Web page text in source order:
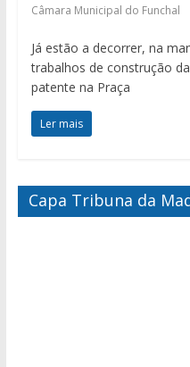
Câmara Municipal do Funchal
Já estão a decorrer, na
trabalhos de construção
patente na Praça
Ler mais
Capa Tribuna da